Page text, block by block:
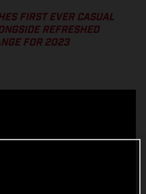
FIRST EVER CASUAL
REFRESHED
FOR 2023